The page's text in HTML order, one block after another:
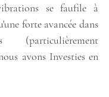
se faufile à
forte avancée dans
(particulièrement
avons Investies en